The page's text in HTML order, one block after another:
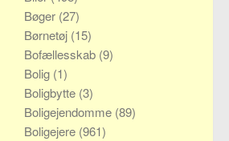
Bøger (27)
Børnetøj (15)
Bofællesskab (9)
Bolig (1)
Boligbytte (3)
Boligejendomme (89)
Boligejere (961)